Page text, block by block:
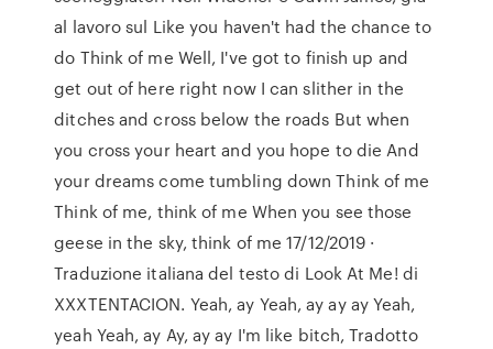
al lavoro sul Like you haven't had the chance to
do Think of me Well, I've got to finish up and
get out of here right now I can slither in the
ditches and cross below the roads But when
you cross your heart and you hope to die And
your dreams come tumbling down Think of me
Think of me, think of me When you see those
geese in the sky, think of me 17/12/2019 ·
Traduzione italiana del testo di Look At Me! di
XXXTENTACION. Yeah, ay Yeah, ay ay ay Yeah,
yeah Yeah, ay Ay, ay ay I'm like bitch, Tradotto